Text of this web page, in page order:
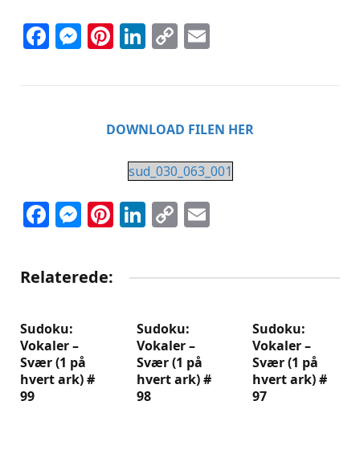
Facebook
Messenger
Pinterest
LinkedIn
Copy
DOWNLOAD FILEN HER
sud_030_063_001
Facebook
Messenger
Pinterest
LinkedIn
Copy
Relaterede:
Sudoku:
Vokaler –
Svær (1 på
hvert ark) #
99
Sudoku:
Vokaler –
Svær (1 på
hvert ark) #
98
Sudoku:
Vokaler –
Svær (1 på
hvert ark) #
97